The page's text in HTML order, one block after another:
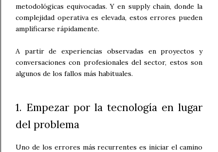
metodológicas equivocadas. Y en supply chain, donde la
complejidad operativa es elevada, estos errores pueden
amplificarse rápidamente.
A partir de experiencias observadas en proyectos y
conversaciones con profesionales del sector, estos son
algunos de los fallos más habituales.
1. Empezar por la tecnología en lugar
del problema
Uno de los errores más recurrentes es iniciar el camino